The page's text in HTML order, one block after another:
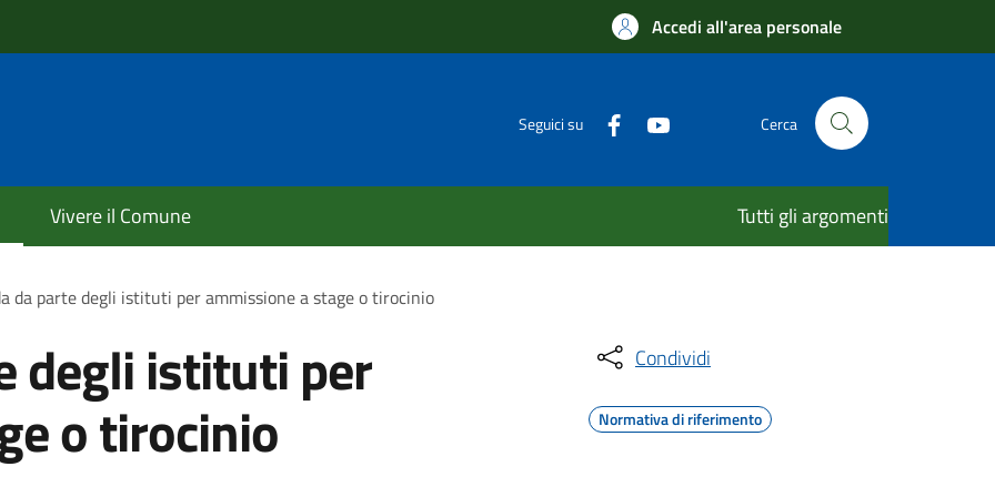
Accedi all'area personale
Seguici su Cerca
Vivere il Comune Tutti gli argomenti
da parte degli istituti per ammissione a stage o tirocinio
degli istituti per
o tirocinio
Condividi
Normativa di riferimento